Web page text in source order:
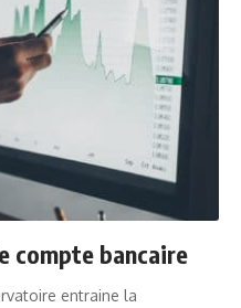
compte bancaire
entraine la